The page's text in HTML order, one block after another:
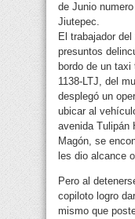
de Junio
Jiutepec.
El trabajador
presuntos
bordo de un
1138-LTJ, del
desplegó un
ubicar al
avenida Tulipán
Magón, se
les dio alcance
Pero al
copiloto logro
mismo que